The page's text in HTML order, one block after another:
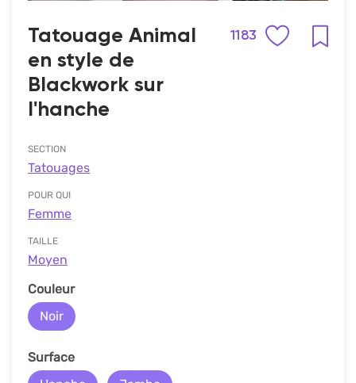
Tatouage Animal
en style de
Blackwork sur
l'hanche
1183
SECTION
Tatouages
POUR QUI
Femme
TAILLE
Moyen
Couleur
Noir
Surface